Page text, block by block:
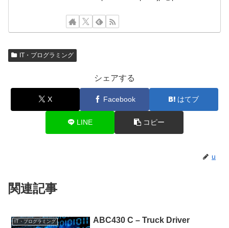
IT・プログラミング
シェアする
X Facebook はてブ
LINE コピー
u
関連記事
IT・プログラミング ABC430 C – Truck Driver